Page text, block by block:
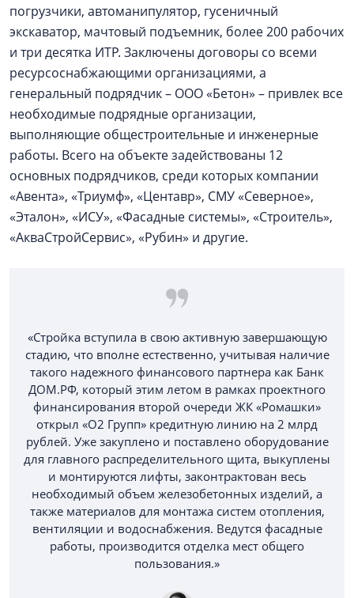
погрузчики, автоманипулятор, гусеничный
экскаватор, мачтовый подъемник, более 200 рабочих
и три десятка ИТР. Заключены договоры со всеми
ресурсоснабжающими организациями, а
генеральный подрядчик – ООО «Бетон» – привлек все
необходимые подрядные организации,
выполняющие общестроительные и инженерные
работы. Всего на объекте задействованы 12
основных подрядчиков, среди которых компании
«Авента», «Триумф», «Центавр», СМУ «Северное»,
«Эталон», «ИСУ», «Фасадные системы», «Строитель»,
«АкваСтройСервис», «Рубин» и другие.
«Стройка вступила в свою активную завершающую
стадию, что вполне естественно, учитывая наличие
такого надежного финансового партнера как Банк
ДОМ.РФ, который этим летом в рамках проектного
финансирования второй очереди ЖК «Ромашки»
открыл «О2 Групп» кредитную линию на 2 млрд
рублей. Уже закуплено и поставлено оборудование
для главного распределительного щита, выкуплены
и монтируются лифты, законтрактован весь
необходимый объем железобетонных изделий, а
также материалов для монтажа систем отопления,
вентиляции и водоснабжения. Ведутся фасадные
работы, производится отделка мест общего
пользования.»